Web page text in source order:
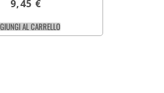
9,45 €
AL CARRELLO